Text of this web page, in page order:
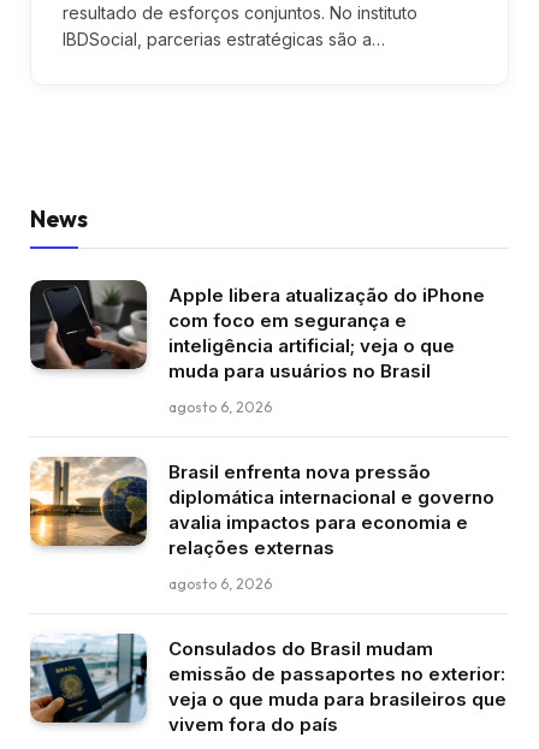
resultado de esforços conjuntos. No instituto
IBDSocial, parcerias estratégicas são a…
News
Apple libera atualização do iPhone
com foco em segurança e
inteligência artificial; veja o que
muda para usuários no Brasil
agosto 6, 2026
Brasil enfrenta nova pressão
diplomática internacional e governo
avalia impactos para economia e
relações externas
agosto 6, 2026
Consulados do Brasil mudam
emissão de passaportes no exterior:
veja o que muda para brasileiros que
vivem fora do país